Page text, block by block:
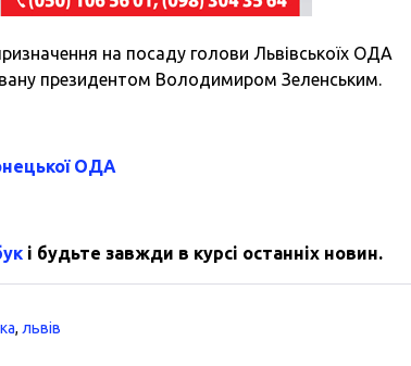
на посаду голови Львівськоїх ОДА
президентом Володимиром Зеленським.
ОДА
і будьте завжди в курсі останніх новин.
, львів